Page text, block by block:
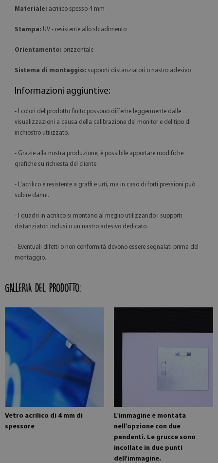
Materiale: acrilico spesso 4 mm
Stampa: UV - resistente allo sbiadimento
Orientamento: orizzontale
Sistema di montaggio: supporti distanziatori o nastro adesivo
Informazioni aggiuntive:
- I colori del prodotto finito possono differire leggermente dalle
visualizzazioni a causa della calibrazione del monitor e del tipo di
inchiostro utilizzato.
- Grazie alla nostra produzione, è possibile apportare modifiche
grafiche su richiesta del cliente.
- L'acrilico è resistente a graffi e urti, ma in caso di forti pressioni può
subire danni.
- I quadri in acrilico si montano al meglio utilizzando i supporti
distanziatori inclusi o un nastro adesivo dedicato.
- Eventuali difetti o non conformità devono essere segnalati prima del
montaggio.
GALLERIA DEL PRODOTTO:
Vetro acrilico di 4 mm di
spessore
L'immagine è montata
nell'opzione con due
pendenti. Le grucce sono
incollate in due punti
dell'immagine.